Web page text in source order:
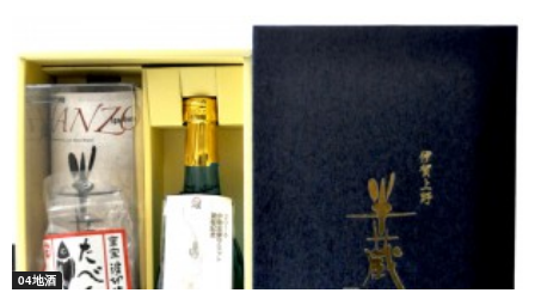
04地酒